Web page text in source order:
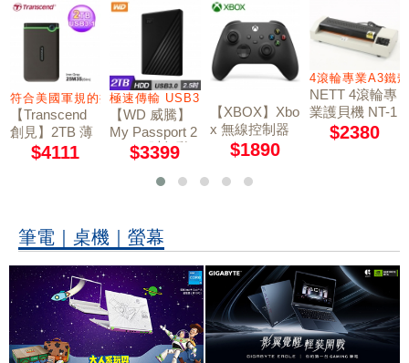
業者
符合美國軍規的抗震標準
【Transcend
創見】2TB 薄
型行動硬碟 TS
$4111
極速傳輸 USB3.0
【WD 威騰】
My Passport 2
TB 2.5吋行動
硬碟-黑
$3399
【XBOX】Xbo
x 無線控制器
《磨砂黑》
$1890
4滾輪專業A3鐵
NETT 4滾輪專
業護貝機 NT-1
901$2380
筆電｜桌機｜螢幕